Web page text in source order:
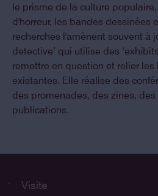
le prisme de la culture
d'horreur, les bandes dessinées
recherches l'amènent souvent à
detective’ qui utilise des
remettre en question et relier
existantes. Elle réalise des
des promenades, des zines,
publications.
Visite